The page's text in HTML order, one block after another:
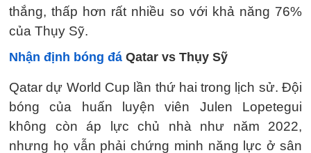
thắng, thấp hơn rất nhiều so với khả năng 76%
của Thụy Sỹ.
Nhận định bóng đá Qatar vs Thụy Sỹ
Qatar dự World Cup lần thứ hai trong lịch sử. Đội
bóng của huấn luyện viên Julen Lopetegui
không còn áp lực chủ nhà như năm 2022,
nhưng họ vẫn phải chứng minh năng lực ở sân